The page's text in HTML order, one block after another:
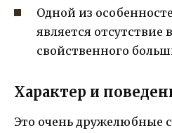
Одной из
является отсутствие
свойственного
Характер и
Это очень дружелюбные